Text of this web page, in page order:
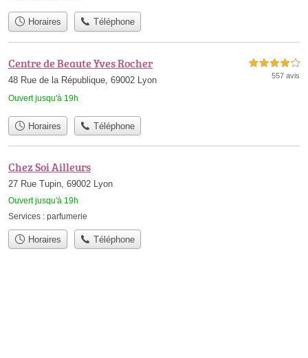
Horaires Téléphone
Centre de Beaute Yves Rocher
48 Rue de la République, 69002 Lyon
Ouvert jusqu'à 19h
4,0 étoiles sur 5
557 avis
Horaires Téléphone
Chez Soi Ailleurs
27 Rue Tupin, 69002 Lyon
Ouvert jusqu'à 19h
Services : parfumerie
Horaires Téléphone